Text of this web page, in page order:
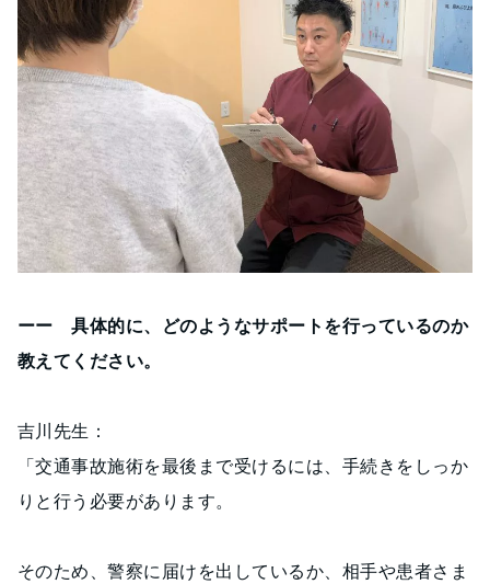
ーー 具体的に、どのようなサポートを行っているのか
教えてください。
吉川先生：
「交通事故施術を最後まで受けるには、手続きをしっか
りと行う必要があります。
そのため、警察に届けを出しているか、相手や患者さま